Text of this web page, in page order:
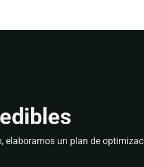
un plan de